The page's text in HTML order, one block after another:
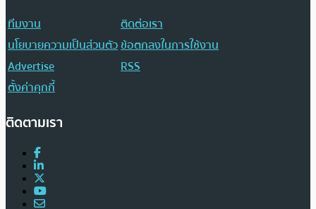
ทีมงาน
ติดต่อเรา
นโยบายความเป็นส่วนตัวข้อตกลงในการใช้งาน
Advertise
RSS
ตั้งค่าคุกกี้
ติดตามเรา